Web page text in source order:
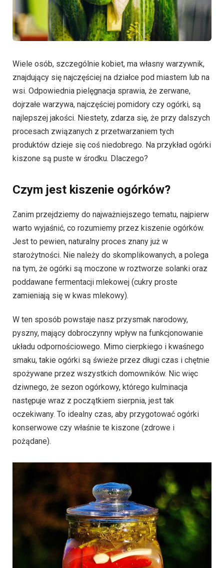
Wiele osób, szczególnie kobiet, ma własny warzywnik,
znajdujący się najczęściej na działce pod miastem lub na
wsi. Odpowiednia pielęgnacja sprawia, że zerwane,
dojrzałe warzywa, najczęściej pomidory czy ogórki, są
najlepszej jakości. Niestety, zdarza się, że przy dalszych
procesach związanych z przetwarzaniem tych
produktów dzieje się coś niedobrego. Na przykład ogórki
kiszone są puste w środku. Dlaczego?
Czym jest kiszenie ogórków?
Zanim przejdziemy do najważniejszego tematu, najpierw
warto wyjaśnić, co rozumiemy przez kiszenie ogórków.
Jest to pewien, naturalny proces znany już w
starożytności. Nie należy do skomplikowanych, a polega
na tym, że ogórki są moczone w roztworze solanki oraz
poddawane fermentacji mlekowej (cukry proste
zamieniają się w kwas mlekowy).
W ten sposób powstaje nasz przysmak narodowy,
pyszny, mający dobroczynny wpływ na funkcjonowanie
układu odpornościowego. Mimo cierpkiego i kwaśnego
smaku, takie ogórki są świeże przez długi czas i chętnie
spożywane przez wszystkich domowników. Nic więc
dziwnego, że sezon ogórkowy, którego kulminacja
następuje wraz z początkiem sierpnia, jest tak
oczekiwany. To idealny czas, aby przygotować ogórki
konserwowe czy właśnie te kiszone (zdrowe i
pożądane).